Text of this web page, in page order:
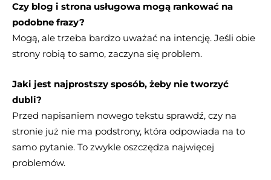
Czy blog i strona usługowa mogą rankować na
podobne frazy?
Mogą, ale trzeba bardzo uważać na intencję. Jeśli obie
strony robią to samo, zaczyna się problem.
Jaki jest najprostszy sposób, żeby nie tworzyć
dubli?
Przed napisaniem nowego tekstu sprawdź, czy na
stronie już nie ma podstrony, która odpowiada na to
samo pytanie. To zwykle oszczędza najwięcej
problemów.